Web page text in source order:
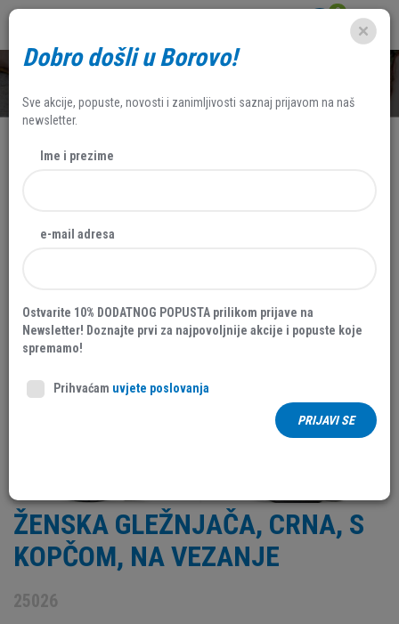
0
ŽENSKA GLEŽNJAČA, CRNA, S
KOPČOM, NA VEZANJE
25026
Dobro došli u Borovo!
Sve akcije, popuste, novosti i zanimljivosti saznaj prijavom na naš
newsletter.
Ime i prezime
e-mail adresa
Ostvarite 10% DODATNOG POPUSTA prilikom prijave na
Newsletter! Doznajte prvi za najpovoljnije akcije i popuste koje
spremamo!
Prihvaćam uvjete poslovanja
PRIJAVI SE